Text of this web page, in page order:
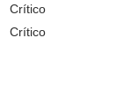
Crítico
Crítico